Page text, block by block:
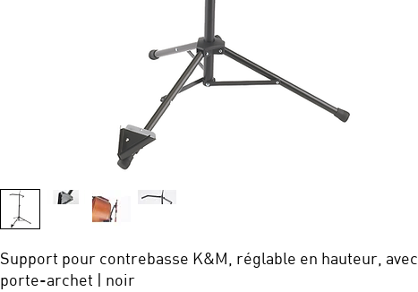
Support pour contrebasse K&M, réglable en hauteur, avec
porte-archet | noir